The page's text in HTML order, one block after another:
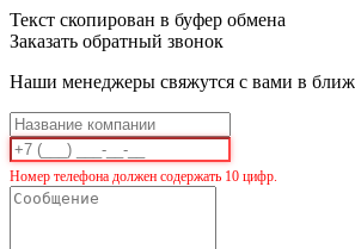
Текст скопирован в буфер обмена
Заказать обратный звонок
Наши менеджеры свяжутся с вами в
Номер телефона должен содержать 10 цифр.